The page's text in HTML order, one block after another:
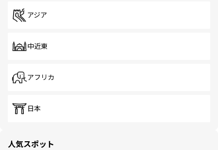
アジア
中近東
アフリカ
日本
人気スポット